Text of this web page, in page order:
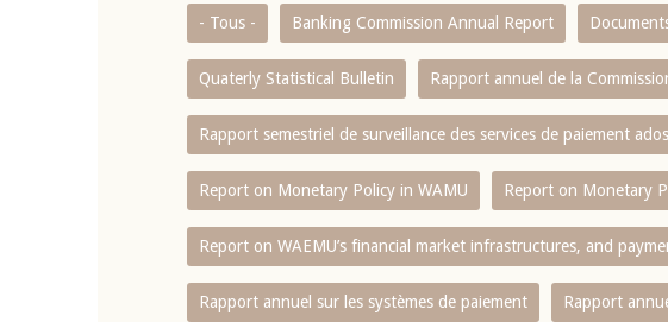
- Tous - Banking Commission Annual Report
Quaterly Statistical Bulletin Rapport annuel de la
Rapport semestriel de surveillance des services de paiement
Report on Monetary Policy in WAMU Report on Monetary
Report on WAEMU’s financial market infrastructures, and
Rapport annuel sur les systèmes de paiement Rapport